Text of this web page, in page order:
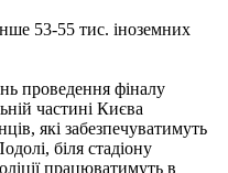
53-55 тис. іноземних
проведення фіналу
частині Києва
які забезпечуватимуть
біля стадіону
працюватимуть в